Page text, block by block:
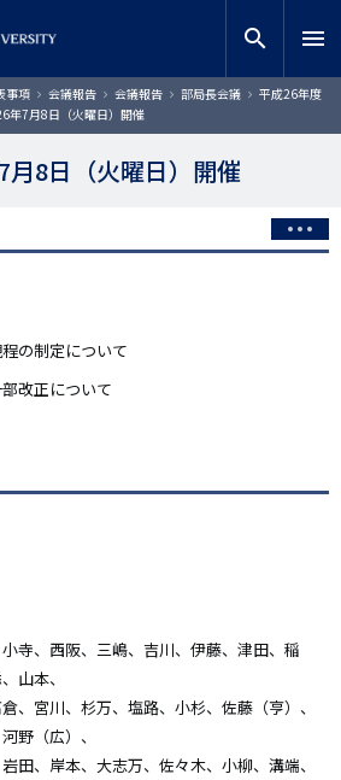
ト内検索
検索
search menu
事項 会議報告 会議報告 部局長会議
平成26年度
7月8日（火曜日）開催
8日（火曜日）開催
の制定について
改正について
寺、西阪、三嶋、吉川、伊藤、津田、稲
山本、
、宮川、杉万、塩路、小杉、佐藤（亨）、
野（広）、
田、岸本、大志万、佐々木、小柳、溝端、